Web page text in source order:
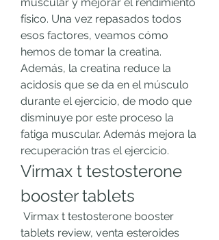
físico. Una vez repasados todos
esos factores, veamos cómo
hemos de tomar la creatina.
Además, la creatina reduce la
acidosis que se da en el músculo
durante el ejercicio, de modo que
disminuye por este proceso la
fatiga muscular. Además mejora la
recuperación tras el ejercicio.
Virmax t testosterone
booster tablets
tablets review, venta esteroides